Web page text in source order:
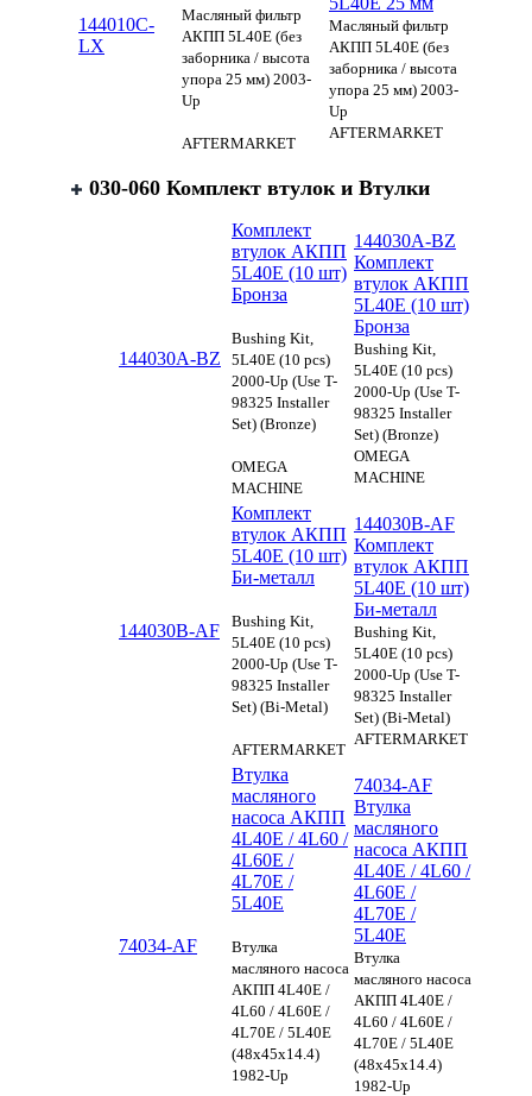
144010C-
LX
Масляный фильтр
АКПП 5L40E (без
заборника / высота
упора 25 мм) 2003-
Up
AFTERMARKET
Масляный фильтр
АКПП 5L40E (без
заборника / высота
упора 25 мм) 2003-
Up
AFTERMARKET
030-060 Комплект втулок и Втулки
144030A-BZ
Комплект
втулок АКПП
5L40E (10 шт)
Бронза
Bushing Kit,
5L40E (10 pcs)
2000-Up (Use T-
98325 Installer
Set) (Bronze)
OMEGA
MACHINE
144030A-BZ
Комплект
втулок АКПП
5L40E (10 шт)
Бронза
Bushing Kit,
5L40E (10 pcs)
2000-Up (Use T-
98325 Installer
Set) (Bronze)
OMEGA
MACHINE
144030B-AF
Комплект
втулок АКПП
5L40E (10 шт)
Би-металл
Bushing Kit,
5L40E (10 pcs)
2000-Up (Use T-
98325 Installer
Set) (Bi-Metal)
AFTERMARKET
144030B-AF
Комплект
втулок АКПП
5L40E (10 шт)
Би-металл
Bushing Kit,
5L40E (10 pcs)
2000-Up (Use T-
98325 Installer
Set) (Bi-Metal)
AFTERMARKET
74034-AF
Втулка
масляного
насоса АКПП
4L40E / 4L60 /
4L60E /
4L70E /
5L40E
Втулка
масляного насоса
АКПП 4L40E /
4L60 / 4L60E /
4L70E / 5L40E
(48x45x14.4)
1982-Up
74034-AF
Втулка
масляного
насоса АКПП
4L40E / 4L60 /
4L60E /
4L70E /
5L40E
Втулка
масляного насоса
АКПП 4L40E /
4L60 / 4L60E /
4L70E / 5L40E
(48x45x14.4)
1982-Up